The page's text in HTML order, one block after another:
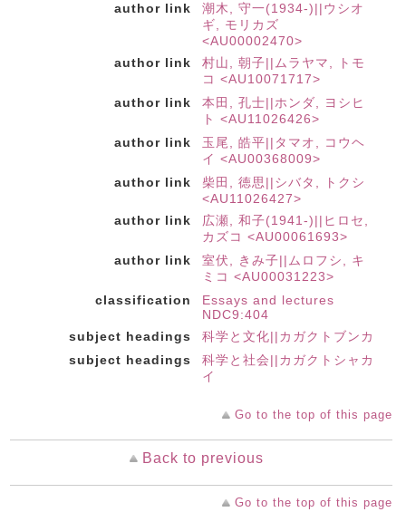
author link
潮木, 守一(1934-)||ウシオ
ギ, モリカズ
<AU00002470>
author link
村山, 朝子||ムラヤマ, トモ
コ <AU10071717>
author link
本田, 孔士||ホンダ, ヨシヒ
ト <AU11026426>
author link
玉尾, 皓平||タマオ, コウヘ
イ <AU00368009>
author link
柴田, 徳思||シバタ, トクシ
<AU11026427>
author link
広瀬, 和子(1941-)||ヒロセ,
カズコ <AU00061693>
author link
室伏, きみ子||ムロフシ, キ
ミコ <AU00031223>
classification
Essays and lectures
NDC9:404
subject headings
科学と文化||カガクトブンカ
subject headings
科学と社会||カガクトシャカ
イ
Go to the top of this page
Back to previous
Go to the top of this page